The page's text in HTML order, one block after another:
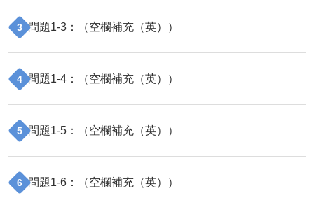
3 問題1-3 ：（空欄補充（英） ）
4 問題1-4 ：（空欄補充（英） ）
5 問題1-5 ：（空欄補充（英） ）
6 問題1-6 ：（空欄補充（英） ）